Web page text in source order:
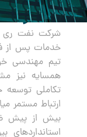
صادرات
شرکت نفت ری
خدمات پس از
تیم مهندسی
همسایه نیز
تکاملی توسعه
ارتباط مستمر
بیش از پیش
استانداردهای